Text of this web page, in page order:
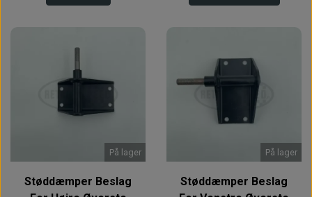
På lager
Støddæmper Beslag
På lager
Støddæmper Beslag